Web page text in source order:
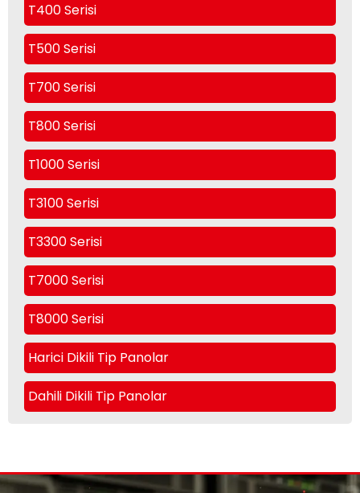
T400 Serisi
T500 Serisi
T700 Serisi
T800 Serisi
T1000 Serisi
T3100 Serisi
T3300 Serisi
T7000 Serisi
T8000 Serisi
Harici Dikili Tip Panolar
Dahili Dikili Tip Panolar